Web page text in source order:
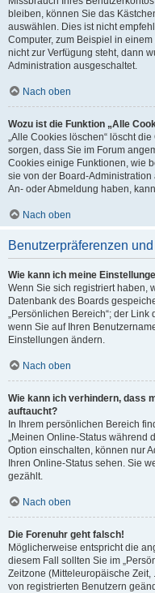
bleiben, können Sie das
auswählen. Dies ist nicht
Computer, zum Beispiel in
nicht zur Verfügung steht, dann
Administration ausgeschaltet.
Nach oben
Wozu ist die Funktion „Alle
„Alle Cookies löschen“ löscht
sorgen, dass Sie im Forum
Cookies einige Funktionen, wie
sie von der Board-
An- oder Abmeldung haben,
Nach oben
Benutzerpräferenzen
Wie kann ich meine
Wenn Sie sich registriert haben,
Datenbank des Boards
„Persönlichen Bereich“; der
wenn Sie auf Ihren
Einstellungen ändern.
Nach oben
Wie kann ich verhindern, dass
auftaucht?
In Ihrem persönlichen Bereich
„Meinen Online-Status während
Option einschalten, können nur
Ihren Online-Status sehen. Sie
gezählt.
Nach oben
Die Forenuhr geht falsch!
Möglicherweise entspricht die
diesem Fall sollten Sie im
Zeitzone (Mitteleuropäische
von registrierten Benutzern